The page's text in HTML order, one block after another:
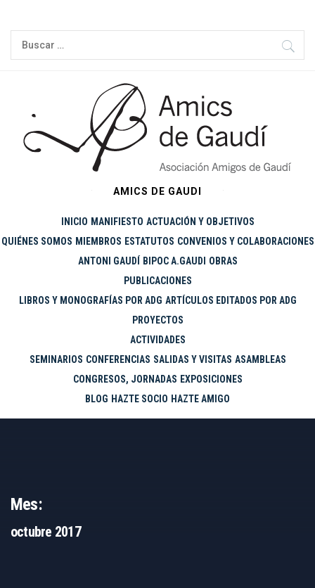
contenido
Buscar:
AMICS DE GAUDI
INICIO MANIFIESTO ACTUACIÓN Y OBJETIVOS
QUIÉNES SOMOS MIEMBROS ESTATUTOS CONVENIOS Y COLABORACIONES
ANTONI GAUDÍ
BIPOC A.GAUDI
OBRAS
PUBLICACIONES
LIBROS Y MONOGRAFÍAS POR ADG ARTÍCULOS EDITADOS POR ADG
PROYECTOS
ACTIVIDADES
SEMINARIOS CONFERENCIAS SALIDAS Y VISITAS ASAMBLEAS
CONGRESOS, JORNADAS EXPOSICIONES
BLOG HAZTE SOCIO HAZTE AMIGO
Mes:
octubre 2017